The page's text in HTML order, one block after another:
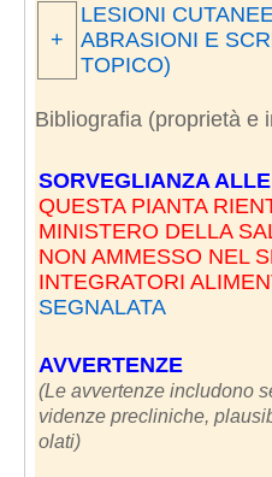
+
LESIONI
ABRASIONI E
TOPICO)
Bibliografia (proprietà e
SORVEGLIANZA
QUESTA PIANTA
MINISTERO DELLA
NON AMMESSO NEL
INTEGRATORI
SEGNALATA
AVVERTENZE
(Le avvertenze includono
videnze precliniche,
olati)